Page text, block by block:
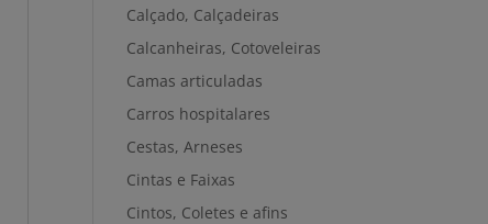
Calçado, Calçadeiras
Calcanheiras, Cotoveleiras
Camas articuladas
Carros hospitalares
Cestas, Arneses
Cintas e Faixas
Cintos, Coletes e afins